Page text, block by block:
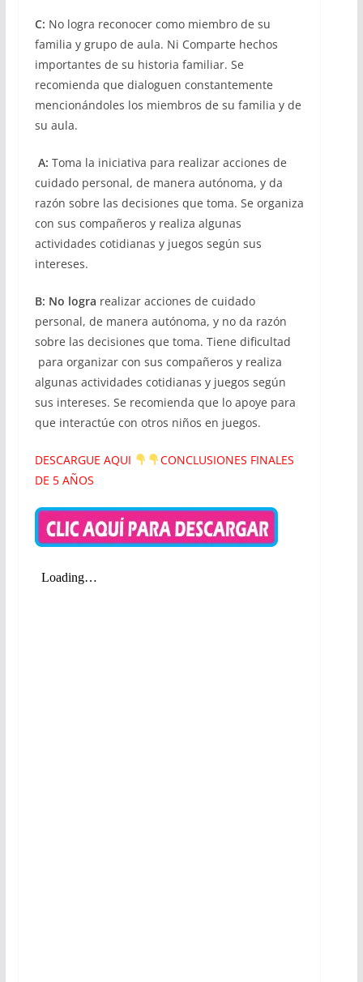
C: No logra reconocer como miembro de su
familia y grupo de aula. Ni Comparte hechos
importantes de su historia familiar. Se
recomienda que dialoguen constantemente
mencionándoles los miembros de su familia y de
su aula.
A: Toma la iniciativa para realizar acciones de
cuidado personal, de manera autónoma, y da
razón sobre las decisiones que toma. Se organiza
con sus compañeros y realiza algunas
actividades cotidianas y juegos según sus
intereses.
B: No logra realizar acciones de cuidado
personal, de manera autónoma, y no da razón
sobre las decisiones que toma. Tiene dificultad
para organizar con sus compañeros y realiza
algunas actividades cotidianas y juegos según
sus intereses. Se recomienda que lo apoye para
que interactúe con otros niños en juegos.
DESCARGUE AQUI
CONCLUSIONES FINALES
DE 5 AÑOS